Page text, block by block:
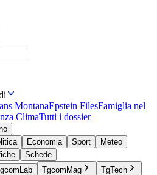
MontanaEpstein FilesFamiglia nel
ClimaTutti i dossier
Economia Sport
Meteo
Schede
TgcomMag
TgTech